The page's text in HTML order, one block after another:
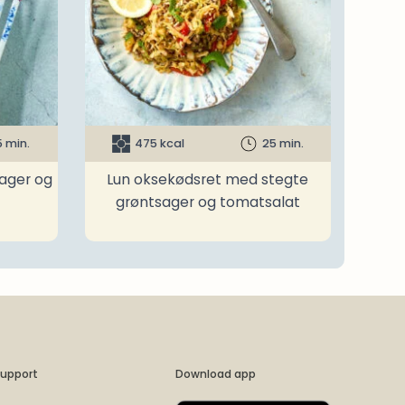
min.
og
475 kcal 25 min.
Lun oksekødsret med stegte
grøntsager og tomatsalat
Download app